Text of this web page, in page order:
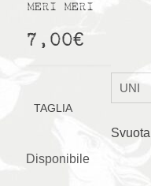
MERI MERI
7,00€
TAGLIA
Svuota
Disponibile